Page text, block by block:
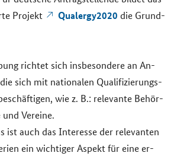
Pro­jekt
Qualergy2020 die Grund­
rich­tet sich ins­be­son­de­re an An­
sich mit na­tio­na­len Qua­li­fi­zie­rungs­
wie z. B.: re­le­van­te Be­hör­
Ver­ei­ne.
ist auch das In­ter­es­se der re­le­van­ten
ein wich­ti­ger Aspekt für eine er­